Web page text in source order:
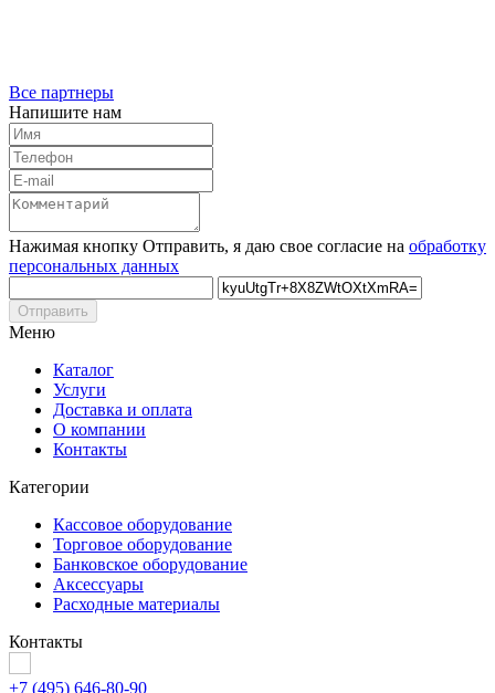
Все партнеры
Напишите нам
Нажимая кнопку Отправить, я даю свое согласие на обработку
персональных данных
Отправить
Меню
Каталог
Услуги
Доставка и оплата
О компании
Контакты
Категории
Кассовое оборудование
Торговое оборудование
Банковское оборудование
Аксессуары
Расходные материалы
Контакты
+7 (495) 646-80-90